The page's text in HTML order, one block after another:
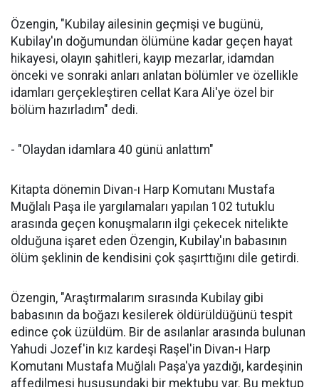
Özengin, "Kubilay ailesinin geçmişi ve bugünü,
Kubilay'ın doğumundan ölümüne kadar geçen hayat
hikayesi, olayın şahitleri, kayıp mezarlar, idamdan
önceki ve sonraki anları anlatan bölümler ve özellikle
idamları gerçekleştiren cellat Kara Ali'ye özel bir
bölüm hazırladım" dedi.
- "Olaydan idamlara 40 günü anlattım"
Kitapta dönemin Divan-ı Harp Komutanı Mustafa
Muğlalı Paşa ile yargılamaları yapılan 102 tutuklu
arasında geçen konuşmaların ilgi çekecek nitelikte
olduğuna işaret eden Özengin, Kubilay'ın babasının
ölüm şeklinin de kendisini çok şaşırttığını dile getirdi.
Özengin, "Araştırmalarım sırasında Kubilay gibi
babasının da boğazı kesilerek öldürüldüğünü tespit
edince çok üzüldüm. Bir de asılanlar arasında bulunan
Yahudi Jozef'in kız kardeşi Raşel'in Divan-ı Harp
Komutanı Mustafa Muğlalı Paşa'ya yazdığı, kardeşinin
affedilmesi hususundaki bir mektubu var. Bu mektup